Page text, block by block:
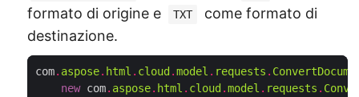
formato di origine e
TXT
come formato di
destinazione.
com. aspose. html . cloud .model . requests .
new com. aspose. html . cloud .model . requests .